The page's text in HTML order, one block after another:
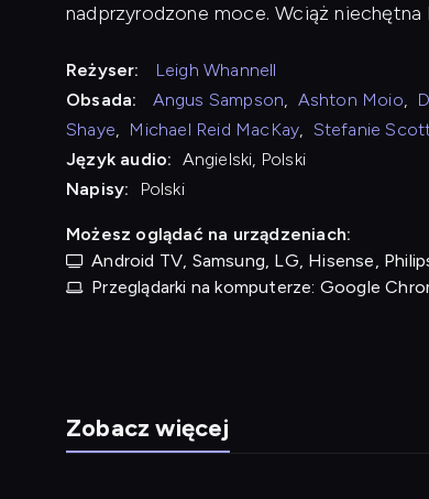
nadprzyrodzone moce. Wciąż niechętna
Reżyser:
Leigh Whannell
Obsada:
Angus Sampson, Ashton Moio,
Shaye, Michael Reid MacKay, Stefanie
Język audio: Angielski, Polski
Napisy:
Polski
Możesz oglądać na urządzeniach:
Android TV, Samsung, LG, Hisense,
Przeglądarki na komputerze: Google
Zobacz więcej